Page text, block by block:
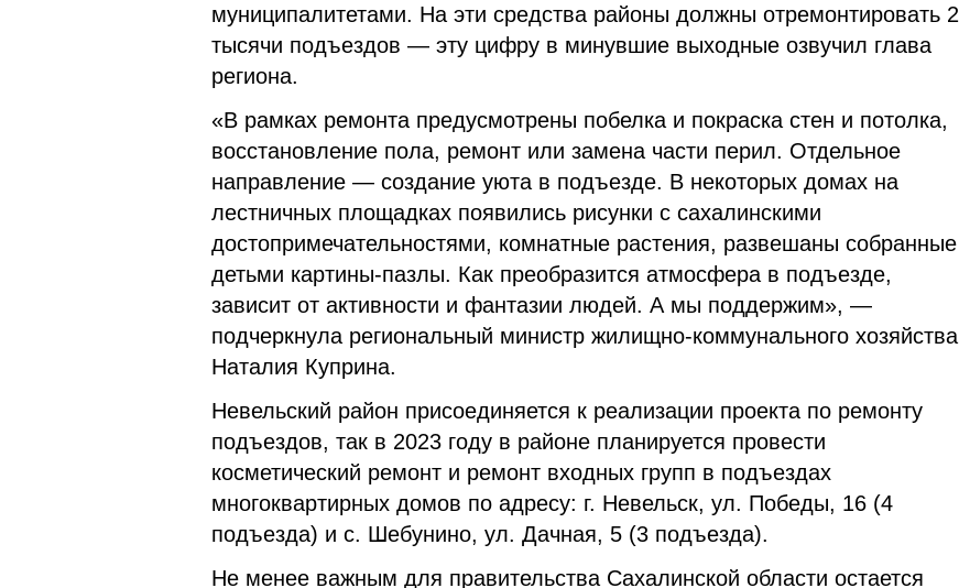
муниципалитетами. На эти средства районы должны отремонтировать 2
тысячи подъездов — эту цифру в минувшие выходные озвучил глава
региона.
«В рамках ремонта предусмотрены побелка и покраска стен и потолка,
восстановление пола, ремонт или замена части перил. Отдельное
направление — создание уюта в подъезде. В некоторых домах на
лестничных площадках появились рисунки с сахалинскими
достопримечательностями, комнатные растения, развешаны собранные
детьми картины-пазлы. Как преобразится атмосфера в подъезде,
зависит от активности и фантазии людей. А мы поддержим», —
подчеркнула региональный министр жилищно-коммунального хозяйства
Наталия Куприна.
Невельский район присоединяется к реализации проекта по ремонту
подъездов, так в 2023 году в районе планируется провести
косметический ремонт и ремонт входных групп в подъездах
многоквартирных домов по адресу: г. Невельск, ул. Победы, 16 (4
подъезда) и с. Шебунино, ул. Дачная, 5 (3 подъезда).
Не менее важным для правительства Сахалинской области остается